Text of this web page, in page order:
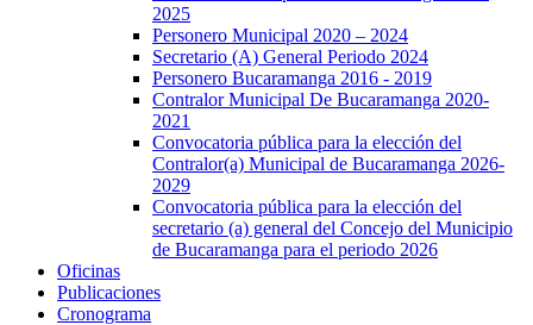
2025
Personero Municipal 2020 – 2024
Secretario (A) General Periodo 2024
Personero Bucaramanga 2016 - 2019
Contralor Municipal De Bucaramanga 2020-
2021
Convocatoria pública para la elección del
Contralor(a) Municipal de Bucaramanga 2026-
2029
Convocatoria pública para la elección del
secretario (a) general del Concejo del Municipio
de Bucaramanga para el periodo 2026
Oficinas
Publicaciones
Cronograma